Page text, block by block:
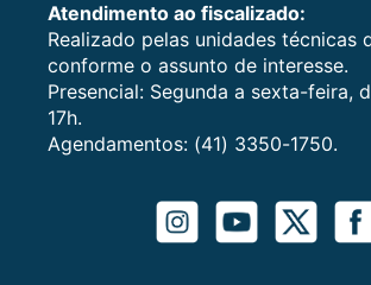
Atendimento ao fiscalizado:
Realizado pelas unidades técnicas
conforme o assunto de interesse.
Presencial: Segunda a sexta-feira,
17h.
Agendamentos: (41) 3350-1750.